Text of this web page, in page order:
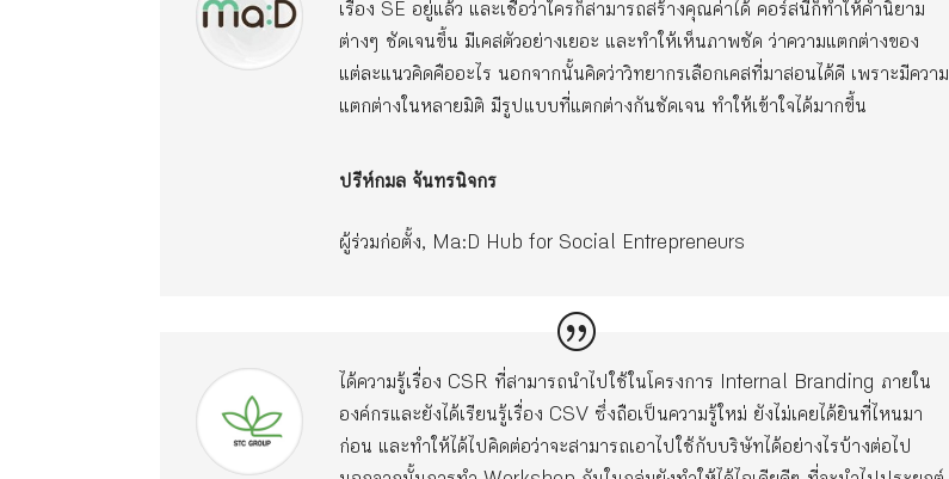
เรื่อง SE อยู่แล้ว และเชื่อว่าใครก็สามารถสร้างคุณค่าได้ คอร์สนี้ก็ทำให้คำนิยาม
ต่างๆ ชัดเจนขึ้น มีเคสตัวอย่างเยอะ และทำให้เห็นภาพชัด ว่าความแตกต่างของ
แต่ละแนวคิดคืออะไร นอกจากนั้นคิดว่าวิทยากรเลือกเคสที่มาสอนได้ดี เพราะมีความ
แตกต่างในหลายมิติ มีรูปแบบที่แตกต่างกันชัดเจน ทำให้เข้าใจได้มากขึ้น
ปรีห์กมล จันทรนิจกร
ผู้ร่วมก่อตั้ง, Ma:D Hub for Social Entrepreneurs
ได้ความรู้เรื่อง CSR ที่สามารถนำไปใช้ในโครงการ Internal Branding ภายใน
องค์กรและยังได้เรียนรู้เรื่อง CSV ซึ่งถือเป็นความรู้ใหม่ ยังไม่เคยได้ยินที่ไหนมา
ก่อน และทำให้ได้ไปคิดต่อว่าจะสามารถเอาไปใช้กับบริษัทได้อย่างไรบ้างต่อไป